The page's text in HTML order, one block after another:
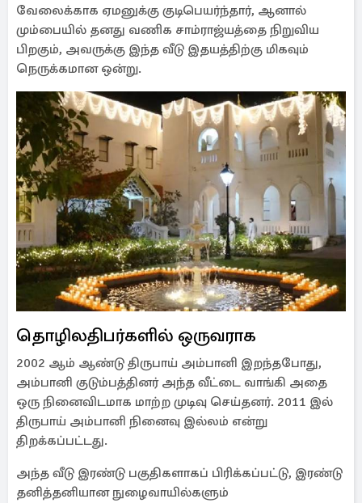
வேலைக்காக ஏமனுக்கு குடிபெயர்ந்தார், ஆனால்
மும்பையில் தனது வணிக சாம்ராஜ்யத்தை நிறுவிய
பிறகும், அவருக்கு இந்த வீடு இதயத்திற்கு மிகவும்
நெருக்கமான ஒன்று.
தொழிலதிபர்களில் ஒருவராக
2002 ஆம் ஆண்டு திருபாய் அம்பானி இறந்தபோது, ​​
அம்பானி குடும்பத்தினர் அந்த வீட்டை வாங்கி அதை
ஒரு நினைவிடமாக மாற்ற முடிவு செய்தனர். 2011 இல்
திருபாய் அம்பானி நினைவு இல்லம் என்று
திறக்கப்பட்டது.
அந்த வீடு இரண்டு பகுதிகளாகப் பிரிக்கப்பட்டு, இரண்டு
தனித்தனியான நுழைவாயில்களும்